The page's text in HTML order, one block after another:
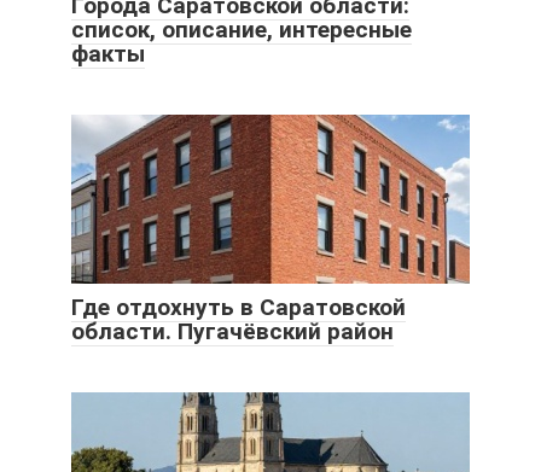
Города Саратовской области:
список, описание, интересные
факты
Где отдохнуть в Саратовской
области. Пугачёвский район